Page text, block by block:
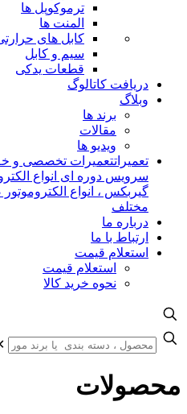
ترموکوپل ها
المنت ها
کابل های
سیم و کابل
قطعات یدکی
دریافت کاتالوگ
وبلاگ
برند ها
مقالات
ویدیو ها
تعمیراتتعمیرات تخصصی و
سرویس دوره ای انواع
گیربکس ، انواع
مختلف
درباره ما
ارتباط با ما
استعلام قیمت
استعلام قیمت
نحوه خرید کالا
محصولات